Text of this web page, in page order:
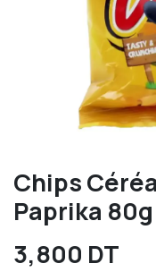
Chips
Paprika 80g
3,800 DT